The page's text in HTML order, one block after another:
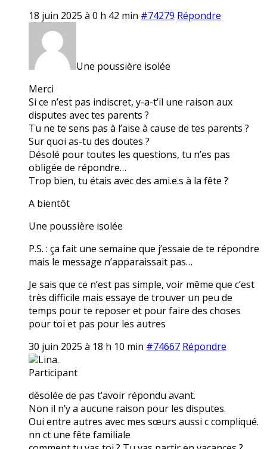
18 juin 2025 à 0 h 42 min #74279 Répondre
Une poussière isolée
Merci
Si ce n’est pas indiscret, y-a-t’il une raison aux
disputes avec tes parents ?
Tu ne te sens pas à l’aise à cause de tes parents ?
Sur quoi as-tu des doutes ?
Désolé pour toutes les questions, tu n’es pas
obligée de répondre…
Trop bien, tu étais avec des ami.e.s à la fête ?
A bientôt
Une poussière isolée
P.S. : ça fait une semaine que j’essaie de te répondre
mais le message n’apparaissait pas…
Je sais que ce n’est pas simple, voir même que c’est
très difficile mais essaye de trouver un peu de
temps pour te reposer et pour faire des choses
pour toi et pas pour les autres
30 juin 2025 à 18 h 10 min #74667 Répondre
Lina.
Participant
désolée de pas t’avoir répondu avant.
Non il n’y a aucune raison pour les disputes.
Oui entre autres avec mes sœurs aussi c compliqué.
nn ct une fête familiale